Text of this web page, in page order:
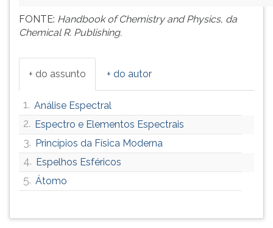
FONTE: Handbook of Chemistry and Physics, da
Chemical R. Publishing.
+ do assunto + do autor
1. Análise Espectral
2. Espectro e Elementos Espectrais
3. Princípios da Física Moderna
4. Espelhos Esféricos
5. Átomo